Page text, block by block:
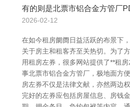
有的则是北票市铝合金方管厂
2026-02-12
在如今租房阛阓日益活跃的布景下
关于房主和租客齐至关热切。为了
用租房左券，很多网站提供了**租
事北票市铝合金方管厂，极地面方
房左券不仅是法律文献，亦然两边
完好的左券应包括房屋信息、房钱